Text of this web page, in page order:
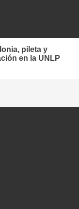
pileta y
en la UNLP